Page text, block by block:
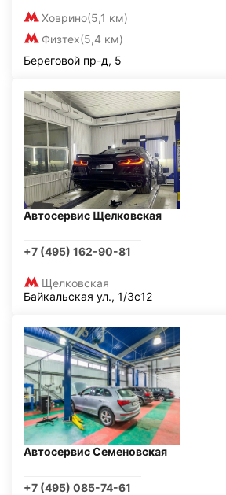
Ховрино(5,1 км)
Физтех(5,4 км)
Береговой пр-д, 5
Автосервис Щелковская
+7 (495) 162-90-81
Щелковская
Байкальская ул., 1/3с12
Автосервис Семеновская
+7 (495) 085-74-61